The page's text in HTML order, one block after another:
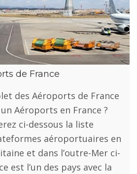
de France
des Aéroports de France
Aéroports en France ?
ci-dessous la liste
aéroportuaires en
et dans l’outre-Mer ci-
est l’un des pays avec la